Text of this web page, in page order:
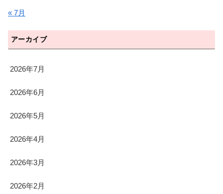
« 7月
アーカイブ
2026年7月
2026年6月
2026年5月
2026年4月
2026年3月
2026年2月